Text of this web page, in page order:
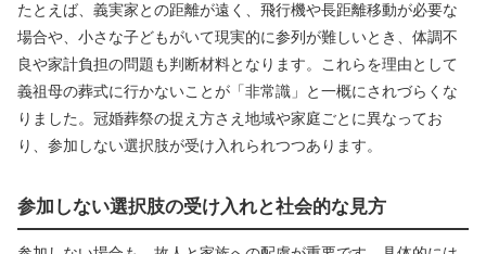
たとえば、義実家との距離が遠く、飛行機や長距離移動が必要な
場合や、小さな子どもがいて現実的に参列が難しいとき、体調不
良や家計負担の問題も判断材料となります。これらを理由として
義祖母の葬式に行かないことが「非常識」と一概にされづらくな
りました。冠婚葬祭の捉え方さえ地域や家庭ごとに異なってお
り、参加しない選択肢が受け入れられつつあります。
参加しない選択肢の受け入れと社会的な見方